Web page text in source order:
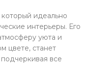
идеально
интерьеры. Его
уюта и
цвете, станет
все